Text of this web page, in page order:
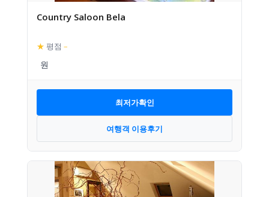
Country Saloon Bela
★ 평점 –
최저가확인
여행객 이용후기